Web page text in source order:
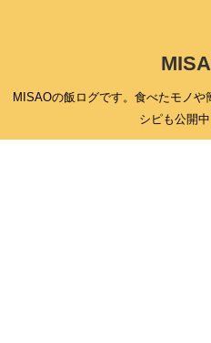
MISAOの飯ログです。食べたモノ
シピも公開